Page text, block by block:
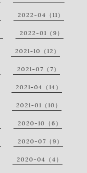
2022-04（11）
2022-01（9）
2021-10（12）
2021-07（7）
2021-04（14）
2021-01（10）
2020-10（6）
2020-07（9）
2020-04（4）